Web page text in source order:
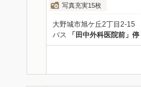
写真充実15枚
大野城市旭ケ丘2丁目2-15
バス 「田中外科医院前」停